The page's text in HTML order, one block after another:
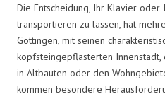
Die Entscheidung, Ihr Klavier
transportieren zu lassen, hat
Göttingen, mit seinen
kopfsteingepflasterten
in Altbauten oder den
kommen besondere